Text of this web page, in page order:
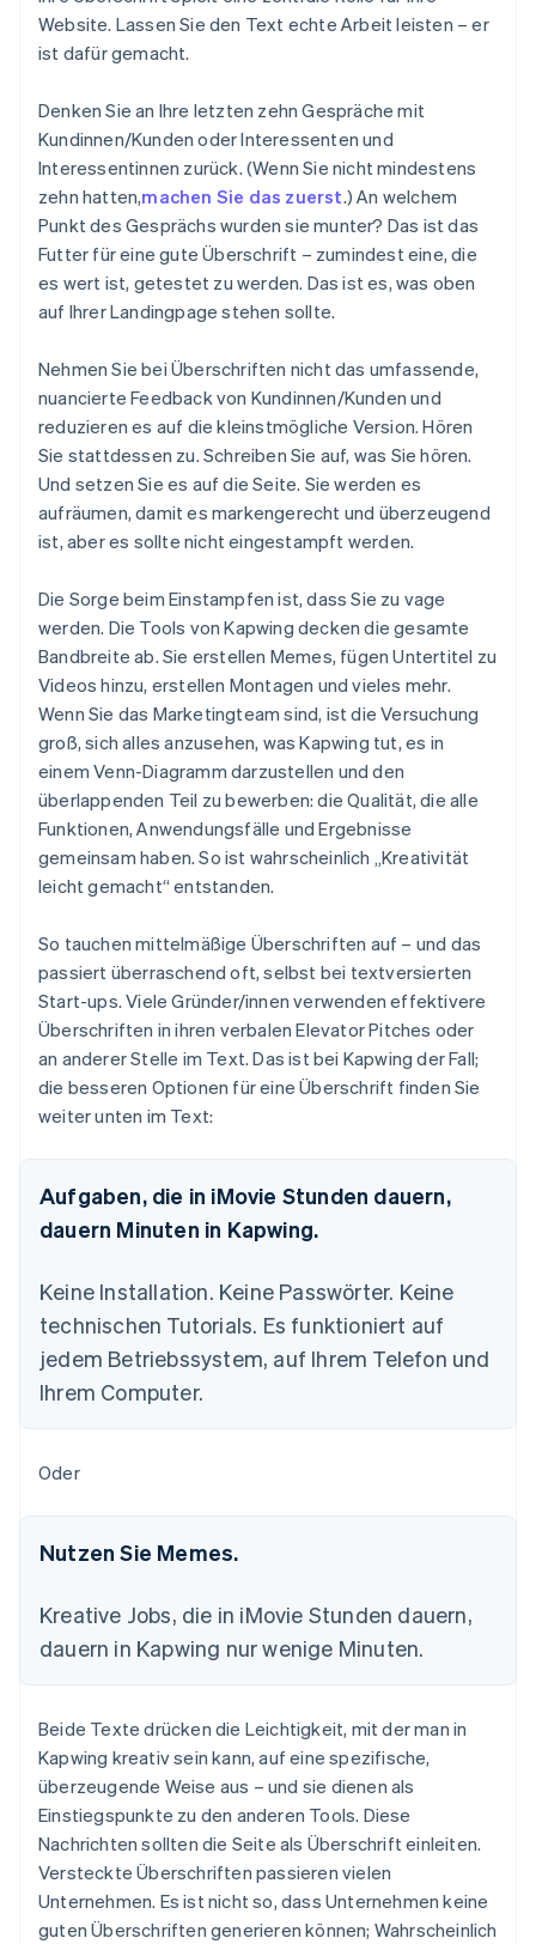
Website. Lassen Sie den Text echte Arbeit leisten – er
ist dafür gemacht.
Denken Sie an Ihre letzten zehn Gespräche mit
Kundinnen/Kunden oder Interessenten und
Interessentinnen zurück. (Wenn Sie nicht mindestens
zehn hatten,machen Sie das zuerst.) An welchem
Punkt des Gesprächs wurden sie munter? Das ist das
Futter für eine gute Überschrift – zumindest eine, die
es wert ist, getestet zu werden. Das ist es, was oben
auf Ihrer Landingpage stehen sollte.
Nehmen Sie bei Überschriften nicht das umfassende,
nuancierte Feedback von Kundinnen/Kunden und
reduzieren es auf die kleinstmögliche Version. Hören
Sie stattdessen zu. Schreiben Sie auf, was Sie hören.
Und setzen Sie es auf die Seite. Sie werden es
aufräumen, damit es markengerecht und überzeugend
ist, aber es sollte nicht eingestampft werden.
Die Sorge beim Einstampfen ist, dass Sie zu vage
werden. Die Tools von Kapwing decken die gesamte
Bandbreite ab. Sie erstellen Memes, fügen Untertitel zu
Videos hinzu, erstellen Montagen und vieles mehr.
Wenn Sie das Marketingteam sind, ist die Versuchung
groß, sich alles anzusehen, was Kapwing tut, es in
einem Venn-Diagramm darzustellen und den
überlappenden Teil zu bewerben: die Qualität, die alle
Funktionen, Anwendungsfälle und Ergebnisse
gemeinsam haben. So ist wahrscheinlich „Kreativität
leicht gemacht“ entstanden.
So tauchen mittelmäßige Überschriften auf – und das
passiert überraschend oft, selbst bei textversierten
Start-ups. Viele Gründer/innen verwenden effektivere
Überschriften in ihren verbalen Elevator Pitches oder
an anderer Stelle im Text. Das ist bei Kapwing der Fall;
die besseren Optionen für eine Überschrift finden Sie
weiter unten im Text:
Aufgaben, die in iMovie Stunden dauern,
dauern Minuten in Kapwing.
Keine Installation. Keine Passwörter. Keine
technischen Tutorials. Es funktioniert auf
jedem Betriebssystem, auf Ihrem Telefon und
Ihrem Computer.
Oder
Nutzen Sie Memes.
Kreative Jobs, die in iMovie Stunden dauern,
dauern in Kapwing nur wenige Minuten.
Beide Texte drücken die Leichtigkeit, mit der man in
Kapwing kreativ sein kann, auf eine spezifische,
überzeugende Weise aus – und sie dienen als
Einstiegspunkte zu den anderen Tools. Diese
Nachrichten sollten die Seite als Überschrift einleiten.
Versteckte Überschriften passieren vielen
Unternehmen. Es ist nicht so, dass Unternehmen keine
guten Überschriften generieren können; Wahrscheinlich